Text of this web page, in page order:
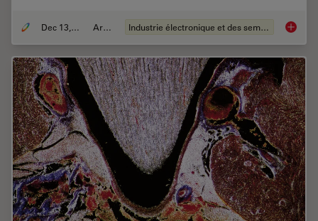
Dec 13, 2023 Article Industrie électronique et des semi-conducteurs Rapid